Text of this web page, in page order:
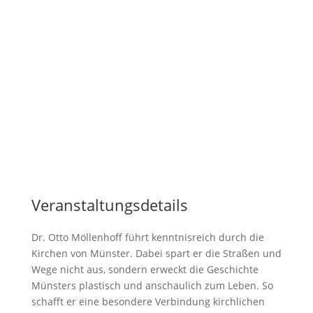
Veranstaltungsdetails
Dr. Otto Möllenhoff führt kenntnisreich durch die
Kirchen von Münster. Dabei spart er die Straßen und
Wege nicht aus, sondern erweckt die Geschichte
Münsters plastisch und anschaulich zum Leben. So
schafft er eine besondere Verbindung kirchlichen